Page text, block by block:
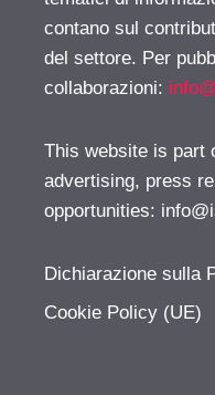
contano sul
del settore. Per
collaborazioni:
This website is part
advertising, press
opportunities:
Dichiarazione sulla
Cookie Policy (UE)